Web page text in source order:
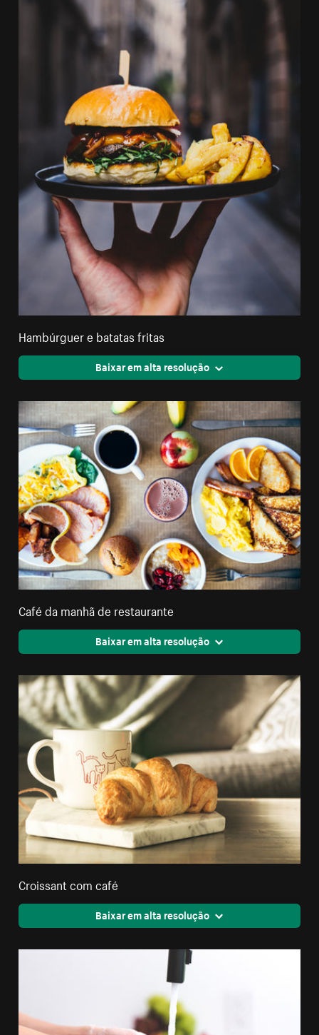
Hambúrguer e batatas fritas
Baixar em alta resolução
Café da manhã de restaurante
Baixar em alta resolução
Croissant com café
Baixar em alta resolução